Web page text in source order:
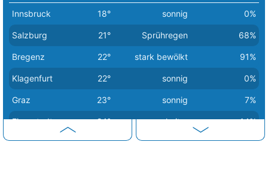
Innsbruck 18° sonnig 0%
Salzburg 21° Sprühregen 68%
Bregenz 22° stark bewölkt 91%
Klagenfurt 22° sonnig 0%
Graz 23° sonnig 7%
Eisenstadt 24° heiter 14%
Linz 25° Sprühregen 88%